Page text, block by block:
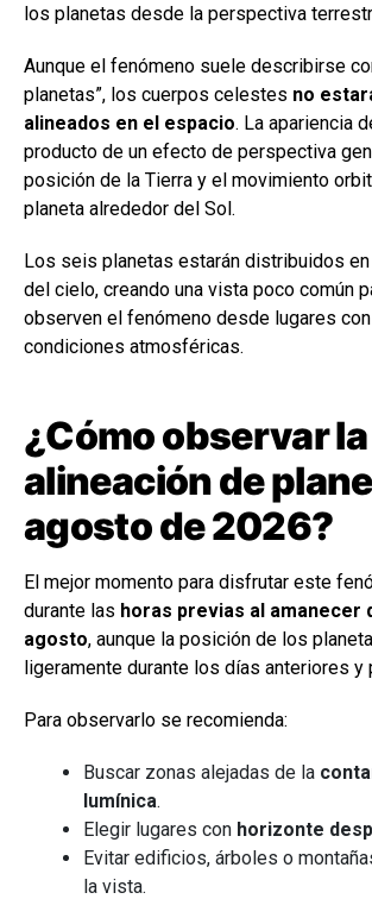
los planetas desde la perspectiva
Aunque el fenómeno suele describirse
planetas”, los cuerpos celestes no
alineados en el espacio. La apariencia
producto de un efecto de perspectiva
posición de la Tierra y el movimiento
planeta alrededor del Sol.
Los seis planetas estarán distribuidos
del cielo, creando una vista poco común
observen el fenómeno desde lugares
condiciones atmosféricas.
¿Cómo observar la
alineación de
agosto de 2026?
El mejor momento para disfrutar este
durante las horas previas al amanecer
agosto, aunque la posición de los
ligeramente durante los días anteriores y
Para observarlo se recomienda:
Buscar zonas alejadas de la
lumínica.
Elegir lugares con horizonte
Evitar edificios, árboles o
la vista.